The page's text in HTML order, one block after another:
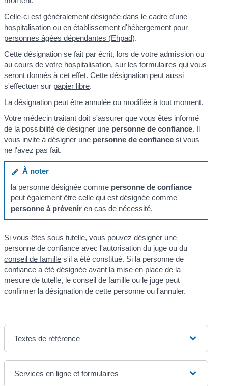
Celle-ci est généralement désignée dans le cadre d'une
hospitalisation ou enétablissement d'hébergement pour
personnes âgées dépendantes (Ehpad).
Cette désignation se fait par écrit, lors de votre admission ou
au cours de votre hospitalisation, sur les formulaires qui vous
seront donnés à cet effet. Cette désignation peut aussi
s'effectuer sur papier libre.
La désignation peut être annulée ou modifiée à tout moment.
Votre médecin traitant doit s'assurer que vous êtes informé
de la possibilité de désigner une personne de confiance. Il
vous invite à désigner une personne de confiance si vous
ne l'avez pas fait.
À noter
la personne désignée comme personne de confiance
peut également être celle qui est désignée comme
personne à préveniren cas de nécessité.
Si vous êtes sous tutelle, vous pouvez désigner une
personne de confiance avec l'autorisation du juge ou du
conseil de famille s'il a été constitué. Si la personne de
confiance a été désignée avant la mise en place de la
mesure de tutelle, le conseil de famille ou le juge peut
confirmer la désignation de cette personne ou l'annuler.
Textes de référence
Services en ligne et formulaires